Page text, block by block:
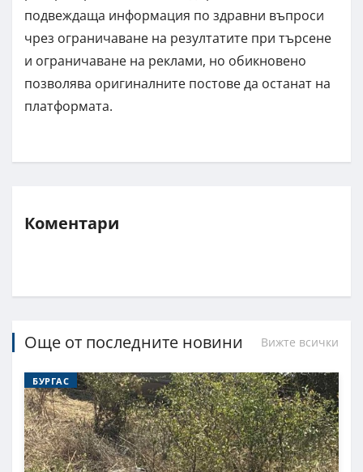
подвеждаща информация по здравни въпроси
чрез ограничаване на резултатите при търсене
и ограничаване на реклами, но обикновено
позволява оригиналните постове да останат на
платформата.
Коментари
Още от последните новини Вижте всички
БУРГАС